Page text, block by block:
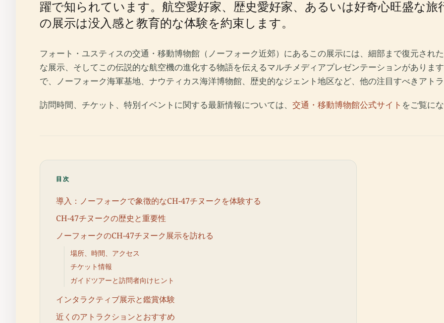
躍で知られています。航空愛好家、歴史愛好家、あるいは好奇心旺盛な旅
の展示は没入感と教育的な体験を約束します。
フォート・ユスティスの交通・移動博物館（ノーフォーク近郊）にあるこの展示には、細部まで復元され
な展示、そしてこの伝説的な航空機の進化する物語を伝えるマルチメディアプレゼンテーションがありま
で、ノーフォーク海軍基地、ナウティカス海洋博物館、歴史的なジェント地区など、他の注目すべきアト
訪問時間、チケット、特別イベントに関する最新情報については、 交通・移動博物館公式サイト をご覧にな
目次
導入：ノーフォークで象徴的なCH-47チヌークを体験する
CH-47チヌークの歴史と重要性
ノーフォークのCH-47チヌーク展示を訪れる
場所、時間、アクセス
チケット情報
ガイドツアーと訪問者向けヒント
インタラクティブ展示と鑑賞体験
近くのアトラクションとおすすめ